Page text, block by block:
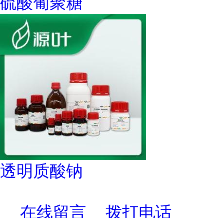
透明质酸钠
在线留言 拨打电话